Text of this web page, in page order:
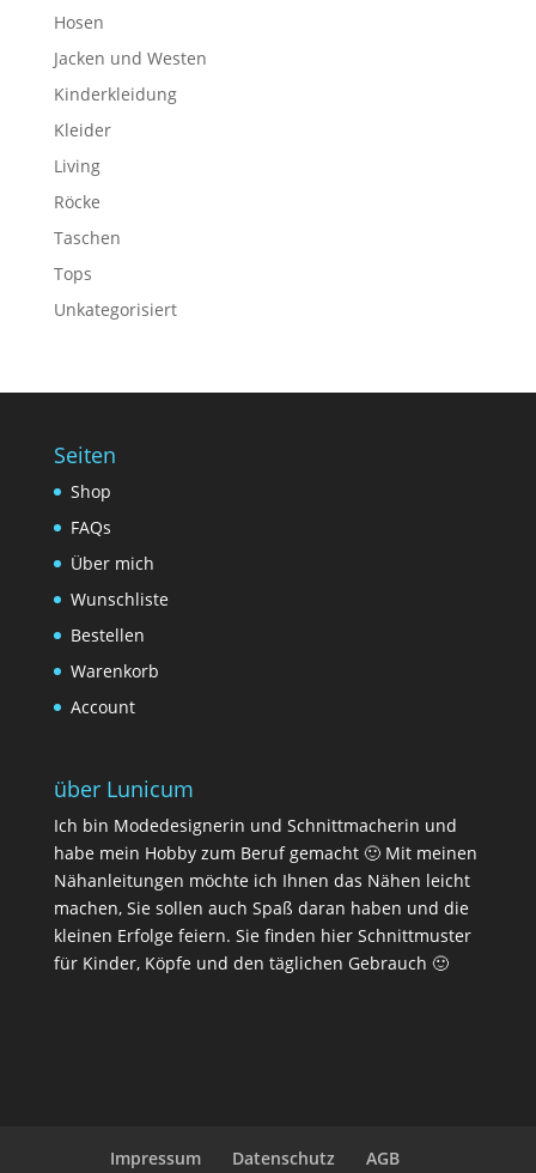
Hosen
Jacken und Westen
Kinderkleidung
Kleider
Living
Röcke
Taschen
Tops
Unkategorisiert
Seiten
Shop
FAQs
Über mich
Wunschliste
Bestellen
Warenkorb
Account
über Lunicum
Ich bin Modedesignerin und Schnittmacherin und
habe mein Hobby zum Beruf gemacht 🙂 Mit meinen
Nähanleitungen möchte ich Ihnen das Nähen leicht
machen, Sie sollen auch Spaß daran haben und die
kleinen Erfolge feiern. Sie finden hier Schnittmuster
für Kinder, Köpfe und den täglichen Gebrauch 🙂
Impressum Datenschutz AGB